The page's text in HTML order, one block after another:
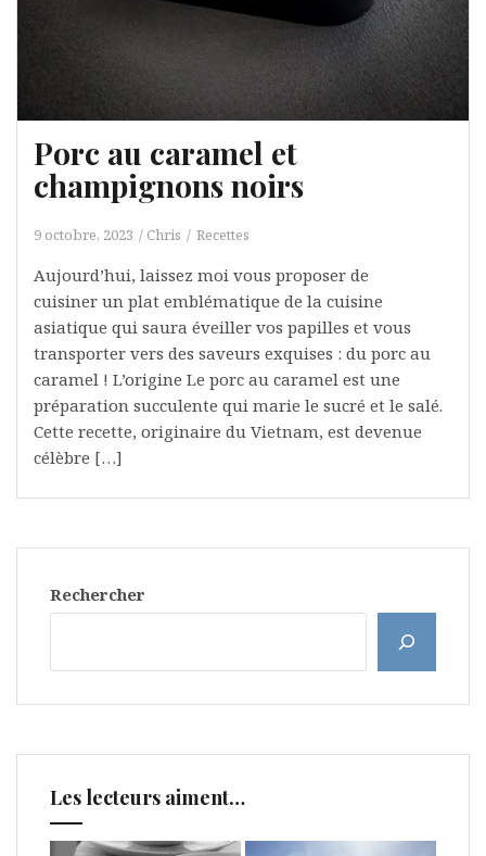
Porc au caramel et
champignons noirs
9 octobre, 2023 Chris Recettes
Aujourd’hui, laissez moi vous proposer de
cuisiner un plat emblématique de la cuisine
asiatique qui saura éveiller vos papilles et vous
transporter vers des saveurs exquises : du porc au
caramel ! L’origine Le porc au caramel est une
préparation succulente qui marie le sucré et le salé.
Cette recette, originaire du Vietnam, est devenue
célèbre […]
Rechercher
Les lecteurs aiment…